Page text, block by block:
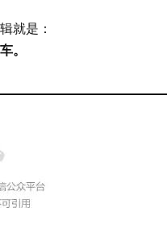
就是：
。